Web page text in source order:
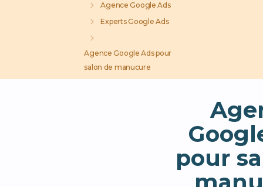
Agence Google Ads
Experts Google Ads
Agence Google Ads pour
salon de manucure
pour